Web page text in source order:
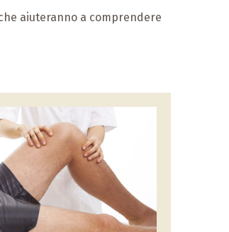
aiuteranno a comprendere